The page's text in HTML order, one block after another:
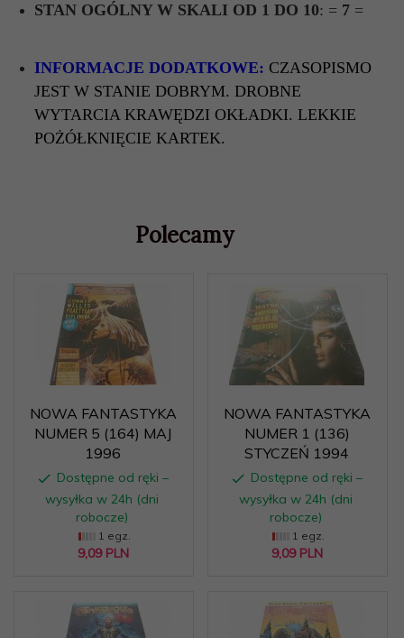
STAN OGÓLNY W SKALI OD 1 DO 10: = 7 =
INFORMACJE DODATKOWE: CZASOPISMO
JEST W STANIE DOBRYM. DROBNE
WYTARCIA KRAWĘDZI OKŁADKI. LEKKIE
POŻÓŁKNIĘCIE KARTEK.
Polecamy
NOWA FANTASTYKA
NUMER 5 (164) MAJ
1996
Dostępne od ręki –
wysyłka w 24h (dni
robocze)
1 egz.
9,09 PLN
NOWA FANTASTYKA
NUMER 1 (136)
STYCZEŃ 1994
Dostępne od ręki –
wysyłka w 24h (dni
robocze)
1 egz.
9,09 PLN